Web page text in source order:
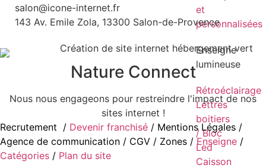
Enseigne
lumineuse
Rétroéclairage
Lettres
boitiers
/ Bloc
Led
Caisson
salon@icone-internet.fr
143 Av. Emile Zola, 13300 Salon-de-Provence
Nature Connect
Nous nous engageons pour restreindre l'impact de nos
sites internet !
Recrutement / Devenir franchisé / Mentions Légales /
Agence de communication / CGV / Zones /Enseigne /
Catégories / Plan du site